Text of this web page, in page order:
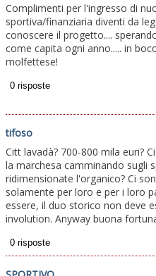
Complimenti per l'ingresso di
sportiva/finanziaria diventi da
conoscere il progetto....
come capita ogni anno..... in
molfettese!
tifoso
Citt lavadà? 700-800 mila euri?
la marchesa camminando sugli
ridimensionate l'organico? Ci
solamente per loro e per i loro
essere, il duo storico non deve
involution. Anyway buona